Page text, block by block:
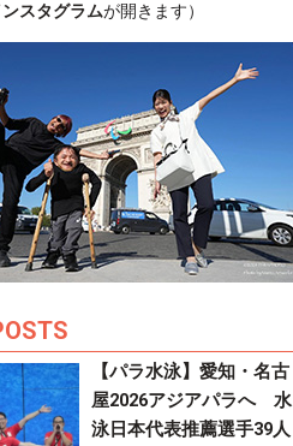
スタグラムが開きます）
【パラ水泳】愛知・名古
屋2026アジアパラへ 水
泳日本代表推薦選手39人